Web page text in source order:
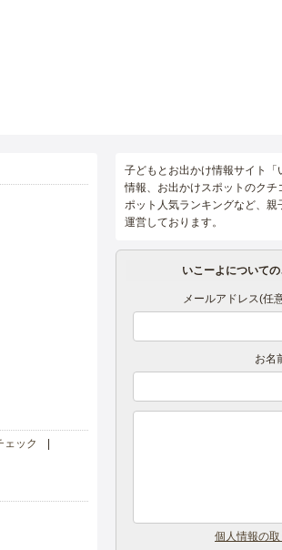
ェック
子どもとお出かけ情報サイト
情報、お出かけスポットのク
ポット人気ランキングなど、
運営しております。
いこーよについて
メールアドレス(任
お名
個人情報の